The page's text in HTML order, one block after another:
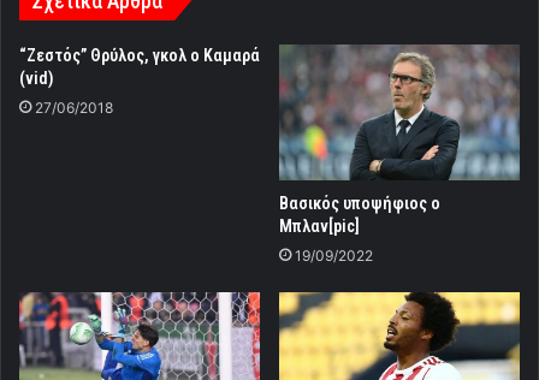
“Ζεστός” Θρύλος, γκολ ο Καμαρά
(vid)
27/06/2018
Βασικός υποψήφιος ο
Μπλαν[pic]
19/09/2022